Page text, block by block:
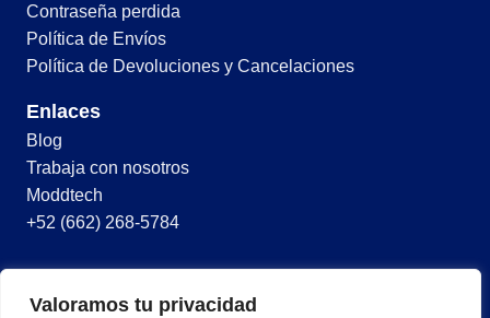
Valoramos tu privacidad
Contraseña perdida
Política de Envíos
Política de Devoluciones y Cancelaciones
Enlaces
Blog
Trabaja con nosotros
Moddtech
+52 (662) 268-5784
© 2026 Todos los derechos reservados